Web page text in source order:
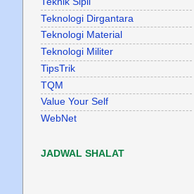
Teknologi Dirgantara
Teknologi Material
Teknologi Militer
TipsTrik
TQM
Value Your Self
WebNet
JADWAL SHALAT